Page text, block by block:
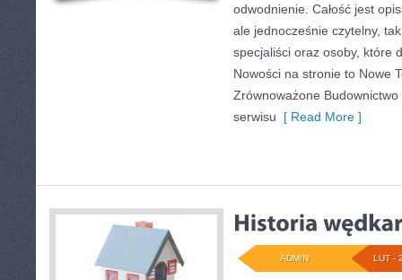
odwodnienie. Całość jest
ale jednocześnie czytelny,
specjaliści oraz osoby, które
Nowości na stronie to Nowe
Zrównoważone
serwisu [ Read More ]
LUT -
ADMIN